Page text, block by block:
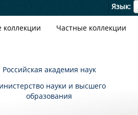
Язык
коллекции Частные коллекции
Российская академия наук
науки и высшего
образования